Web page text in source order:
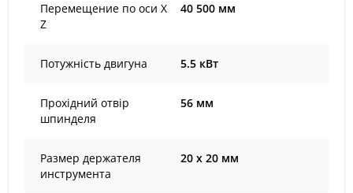
Перемещение по оси X
Z
40 500 мм
Потужність двигуна 5.5 кВт
Прохідний отвір
шпинделя
56 мм
Размер держателя
инструмента
20 х 20 мм